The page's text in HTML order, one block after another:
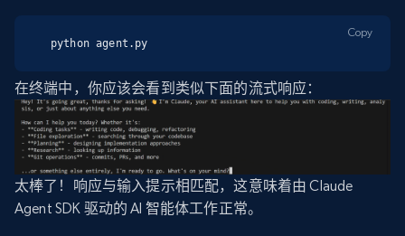
python agent.py
Copy
在终端中，你应该会看到类似下面的流式响应：
太棒了！响应与输入提示相匹配，这意味着由 Claude
Agent SDK 驱动的 AI 智能体工作正常。